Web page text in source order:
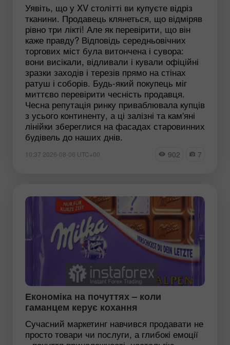
Уявіть, що у XV столітті ви купуєте відріз
тканини. Продавець клянеться, що відміряв
рівно три лікті! Але як перевірити, що він
каже правду? Відповідь середньовічних
торгових міст була витончена і сувора:
вони висікали, відливали і кували офіційні
зразки заходів і терезів прямо на стінах
ратуш і соборів. Будь-який покупець міг
миттєво перевірити чесність продавця.
Чесна репутація ринку приваблювала купців
з усього континенту, а ці залізні та кам'яні
лінійки збереглися на фасадах старовинних
будівель до наших днів.
10:37 2026-08-06 UTC+00 902 7
Економіка на почуттях – коли
гаманцем керує кохання
Сучасний маркетинг навчився продавати не
просто товари чи послуги, а глибокі емоції